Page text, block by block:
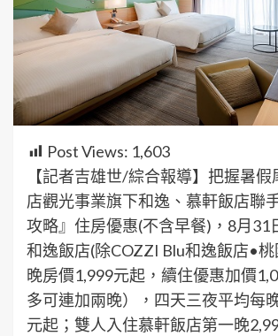
Post Views: 1,603
【記者吉雄世/綜合報導】把握暑
店觀光事業旗下和逸、慕軒飯店聯
攻略』住房優惠(不含早餐)，8月31
和逸飯店(除COZZI Blu和逸飯店•
晚房價1,999元起，續住優惠加價
多可連加兩晚），四天三夜平均每
元起；雙人入住慕軒飯店第一晚